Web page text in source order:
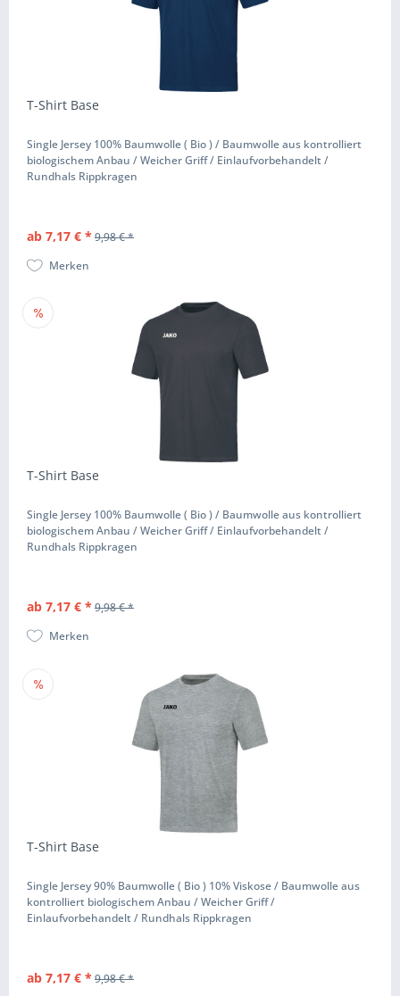
T-Shirt Base
Single Jersey 100% Baumwolle ( Bio ) / Baumwolle aus kontrolliert
biologischem Anbau / Weicher Griff / Einlaufvorbehandelt /
Rundhals Rippkragen
ab 7,17 € * 9,98 € *
Merken
T-Shirt Base
Single Jersey 100% Baumwolle ( Bio ) / Baumwolle aus kontrolliert
biologischem Anbau / Weicher Griff / Einlaufvorbehandelt /
Rundhals Rippkragen
ab 7,17 € * 9,98 € *
Merken
T-Shirt Base
Single Jersey 90% Baumwolle ( Bio ) 10% Viskose / Baumwolle aus
kontrolliert biologischem Anbau / Weicher Griff /
Einlaufvorbehandelt / Rundhals Rippkragen
ab 7,17 € * 9,98 € *